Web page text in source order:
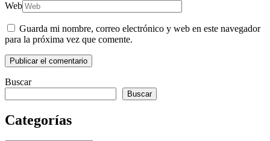
Web
Guarda mi nombre, correo electrónico y web en este navegador
para la próxima vez que comente.
Buscar
Buscar
Categorías